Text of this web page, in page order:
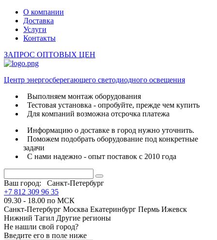
О компании
Доставка
Услуги
Контакты
ЗАПРОС ОПТОВЫХ ЦЕН
Центр энергосберегающего светодиодного освещения
Выполняем монтаж оборудования
Тестовая установка - опробуйте, прежде чем купить
Для компаний возможна отсрочка платежа
Информацию о доставке в город нужно уточнить.
Поможем подобрать оборудование под конкретные
задачи
С нами надежно - опыт поставок с 2010 года
Ваш город:
Санкт-Петербург
+7 812 309 96 35
09.30 - 18.00 по МСК
Санкт-Петербург Москва Екатеринбург Пермь Ижевск
Нижний Тагил Другие регионы
Не нашли свой город?
Введите его в поле ниже